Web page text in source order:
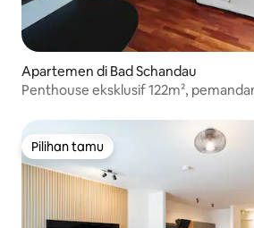
Apartemen di Bad Schandau
Pilihan tamu
Pilihan tamu